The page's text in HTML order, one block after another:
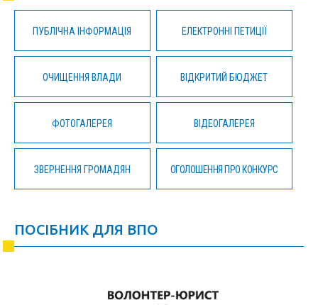
ПУБЛІЧНА ІНФОРМАЦІЯ ЕЛЕКТРОННІ ПЕТИЦІЇ
ОЧИЩЕННЯ ВЛАДИ ВІДКРИТИЙ БЮДЖЕТ
ФОТОГАЛЕРЕЯ ВІДЕОГАЛЕРЕЯ
ЗВЕРНЕННЯ ГРОМАДЯН ОГОЛОШЕННЯ ПРО КОНКУРС
ПОСІБНИК ДЛЯ ВПО